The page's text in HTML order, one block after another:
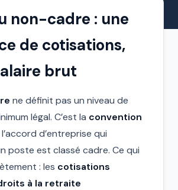
non-cadre : une
de cotisations,
brut
ne définit pas un niveau de
légal. C’est la convention
d’entreprise qui
poste est classé cadre. Ce qui
: les cotisations
à la retraite